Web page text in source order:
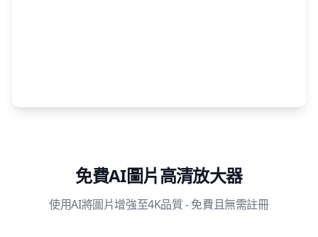
免費AI圖片高清放大器
使用AI將圖片增強至4K品質 - 免費且無需註冊